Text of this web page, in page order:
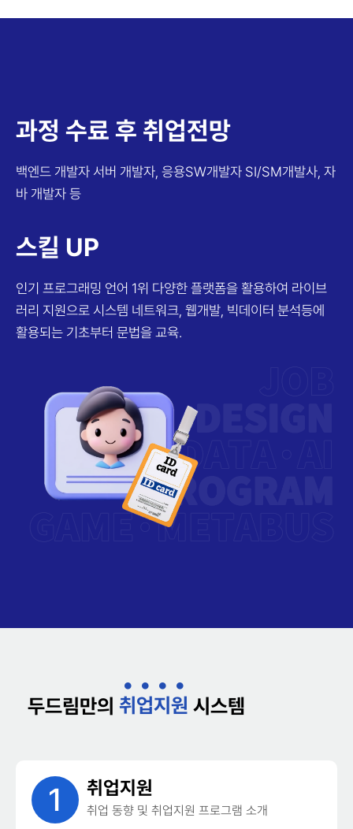
과정 수료 후 취업전망
백엔드 개발자 서버 개발자, 응용SW개발자 SI/SM개발사, 자
바 개발자 등
스킬 UP
인기 프로그래밍 언어 1위 다양한 플랫폼을 활용하여 라이브
러리 지원으로 시스템 네트워크, 웹개발, 빅데이터 분석등에
활용되는 기초부터 문법을 교육.
두드림만의 취 업지 원 시스템
1 취업지원
취업 동향 및 취업지원 프로그램 소개